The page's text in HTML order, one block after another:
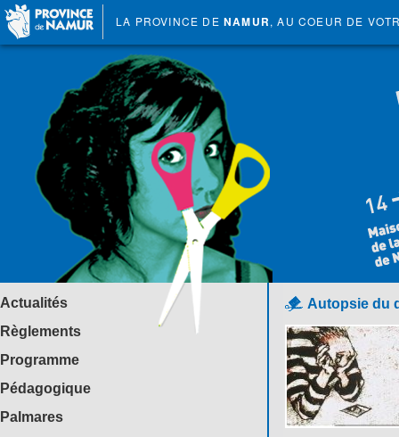
LA PROVINCE DE NAMUR, AU COEUR DE
Actualités
Règlements
Programme
Pédagogique
Palmares
Autopsie du